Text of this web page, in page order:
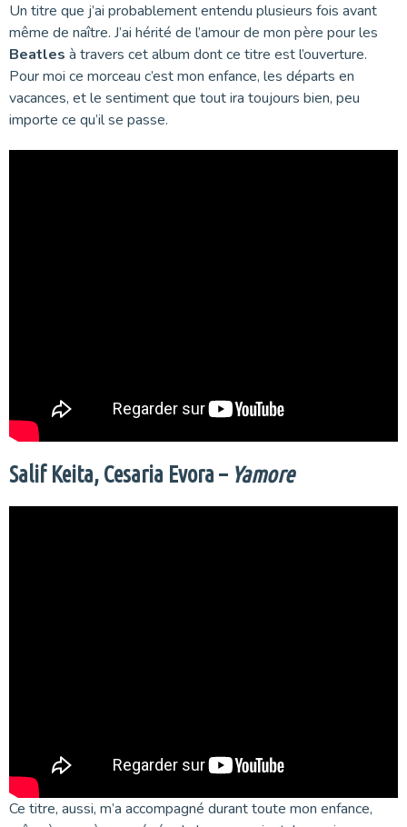
Un titre que j’ai probablement entendu plusieurs fois avant
même de naître. J’ai hérité de l’amour de mon père pour les
Beatles à travers cet album dont ce titre est l’ouverture.
Pour moi ce morceau c’est mon enfance, les départs en
vacances, et le sentiment que tout ira toujours bien, peu
importe ce qu’il se passe.
Salif Keita, Cesaria Evora – Yamore
Ce titre, aussi, m’a accompagné durant toute mon enfance,